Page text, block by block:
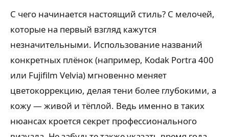
С чего начинается настоящий стиль? С мелочей,
которые на первый взгляд кажутся
незначительными. Использование названий
конкретных плёнок (например, Kodak Portra 400
или Fujifilm Velvia) мгновенно меняет
цветокоррекцию, делая тени более глубокими, а
кожу — живой и тёплой. Ведь именно в таких
нюансах кроется секрет профессионального